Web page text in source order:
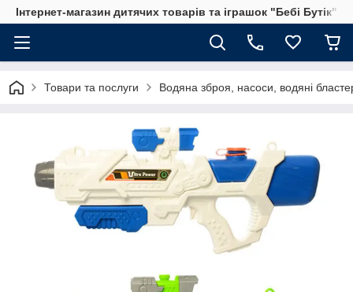
Інтернет-магазин дитячих товарів та іграшок "Бебі Бутік"
Товари та послуги Водяна зброя, насоси, водяні